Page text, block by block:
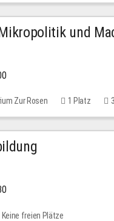
und
Zur Rosen 1 Platz
Keine freien Plätze